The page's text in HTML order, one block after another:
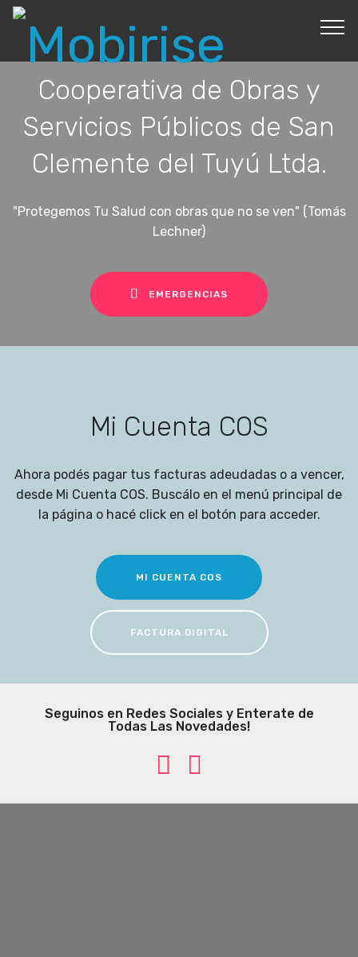
Cooperativa de Obras y
Servicios Públicos de San
Clemente del Tuyú Ltda.
"Protegemos Tu Salud con obras que no se ven" (Tomás
Lechner)
EMERGENCIAS
Mi Cuenta COS
Ahora podés pagar tus facturas adeudadas o a vencer,
desde Mi Cuenta COS. Buscálo en el menú principal de
la página o hacé click en el botón para acceder.
MI CUENTA COS
FACTURA DIGITAL
Seguinos en Redes Sociales y Enterate de
Todas Las Novedades!